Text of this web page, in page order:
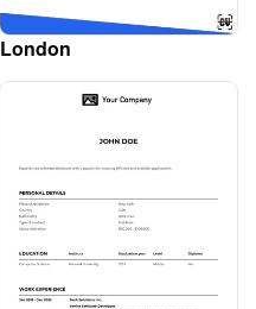
London